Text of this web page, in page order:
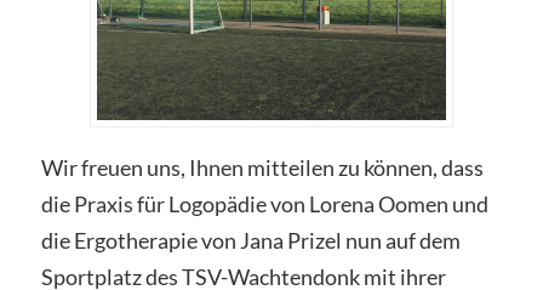
Wir freuen uns, Ihnen mitteilen zu können, dass
die Praxis für Logopädie von Lorena Oomen und
die Ergotherapie von Jana Prizel nun auf dem
Sportplatz des TSV-Wachtendonk mit ihrer